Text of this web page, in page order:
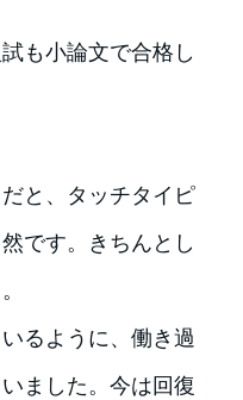
も小論文で合格し
と、タッチタイピ
です。きちんとし
るように、働き過
ました。今は回復